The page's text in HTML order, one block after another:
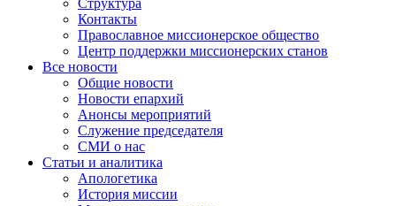
Структура
Контакты
Православное миссионерское общество
Центр поддержки миссионерских станов
Все новости
Общие новости
Новости епархий
Анонсы мероприятий
Служение председателя
СМИ о нас
Статьи и аналитика
Апологетика
История миссии